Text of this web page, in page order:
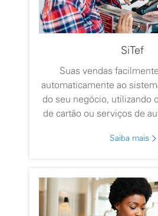
SiTef
Suas vendas
automaticamente ao
do seu negócio, utilizando
de cartão ou serviços de
Saiba mais